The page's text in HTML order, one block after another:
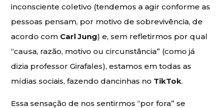
inconsciente coletivo (tendemos a agir conforme as
pessoas pensam, por motivo de sobrevivência, de
acordo com Carl Jung) e, sem refletirmos por qual
“causa, razão, motivo ou circunstância” (como já
dizia professor Girafales), estamos em todas as
mídias sociais, fazendo dancinhas no TikTok.
Essa sensação de nos sentirmos “por fora” se